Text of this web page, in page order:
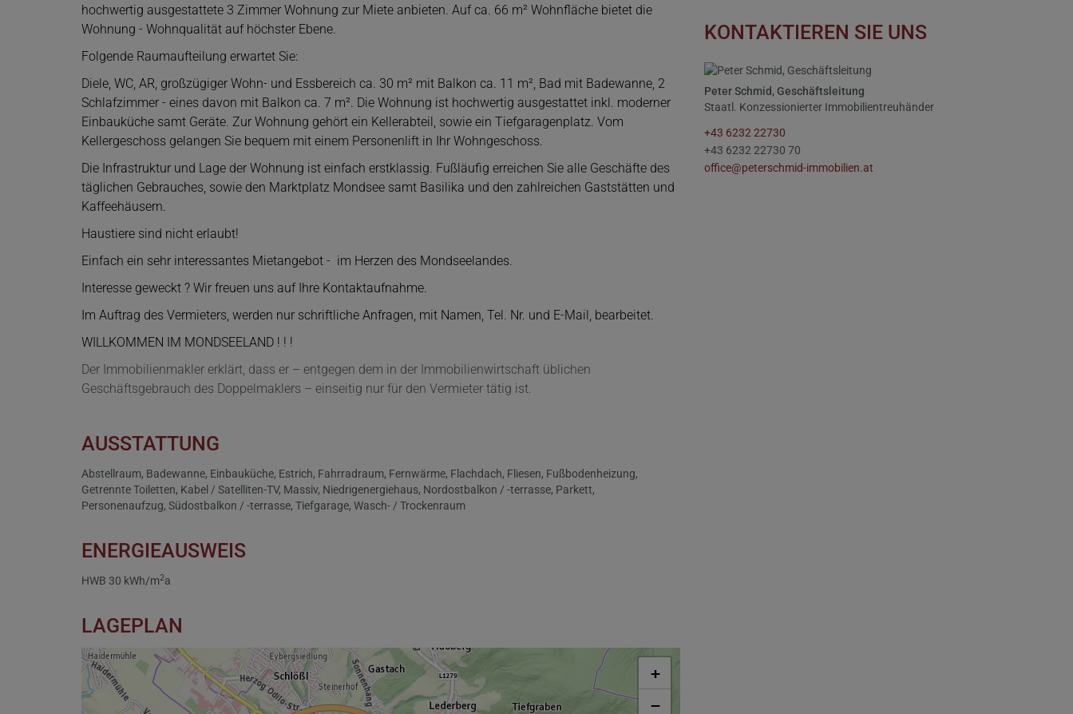
hochwertig ausgestattete 3 Zimmer Wohnung zur Miete anbieten. Auf ca. 66 m² Wohnfläche bietet die
Wohnung - Wohnqualität auf höchster Ebene.
Folgende Raumaufteilung erwartet Sie:
Diele, WC, AR, großzügiger Wohn- und Essbereich ca. 30 m² mit Balkon ca. 11 m², Bad mit Badewanne, 2
Schlafzimmer - eines davon mit Balkon ca. 7 m². Die Wohnung ist hochwertig ausgestattet inkl. moderner
Einbauküche samt Geräte. Zur Wohnung gehört ein Kellerabteil, sowie ein Tiefgaragenplatz. Vom
Kellergeschoss gelangen Sie bequem mit einem Personenlift in Ihr Wohngeschoss.
Die Infrastruktur und Lage der Wohnung ist einfach erstklassig. Fußläufig erreichen Sie alle Geschäfte des
täglichen Gebrauches, sowie den Marktplatz Mondsee samt Basilika und den zahlreichen Gaststätten und
Kaffeehäusern.
Haustiere sind nicht erlaubt!
Einfach ein sehr interessantes Mietangebot - im Herzen des Mondseelandes.
Interesse geweckt ? Wir freuen uns auf Ihre Kontaktaufnahme.
Im Auftrag des Vermieters, werden nur schriftliche Anfragen, mit Namen, Tel. Nr. und E-Mail, bearbeitet.
WILLKOMMEN IM MONDSEELAND ! ! !
Der Immobilienmakler erklärt, dass er – entgegen dem in der Immobilienwirtschaft üblichen
Geschäftsgebrauch des Doppelmaklers – einseitig nur für den Vermieter tätig ist.
AUSSTATTUNG
Abstellraum Badewanne Einbauküche Estrich Fahrradraum Fernwärme Flachdach Fliesen Fußbodenheizung
Getrennte Toiletten Kabel / Satelliten-TV Massiv Niedrigenergiehaus Nordostbalkon / -terrasse Parkett
Personenaufzug Südostbalkon / -terrasse Tiefgarage Wasch- / Trockenraum
ENERGIEAUSWEIS
HWB 30 kWh/m2a
LAGEPLAN
+
−
KONTAKTIEREN SIE UNS
Peter Schmid, Geschäftsleitung
Staatl. Konzessionierter Immobilientreuhänder
+43 6232 22730
+43 6232 22730 70
office@peterschmid-immobilien.at